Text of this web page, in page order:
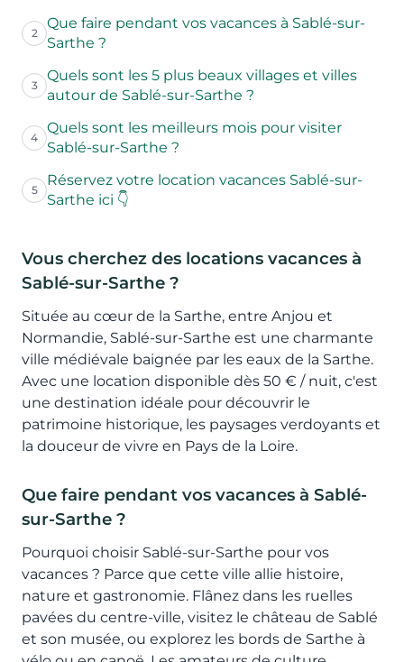
2
Que faire pendant vos vacances à Sablé-sur-
Sarthe ?
3
Quels sont les 5 plus beaux villages et villes
autour de Sablé-sur-Sarthe ?
4
Quels sont les meilleurs mois pour visiter
Sablé-sur-Sarthe ?
5
Réservez votre location vacances Sablé-sur-
Sarthe ici 👇
Vous cherchez des locations vacances à
Sablé-sur-Sarthe ?
Située au cœur de la Sarthe, entre Anjou et
Normandie, Sablé-sur-Sarthe est une charmante
ville médiévale baignée par les eaux de la Sarthe.
Avec une location disponible dès 50 € / nuit, c'est
une destination idéale pour découvrir le
patrimoine historique, les paysages verdoyants et
la douceur de vivre en Pays de la Loire.
Que faire pendant vos vacances à Sablé-
sur-Sarthe ?
Pourquoi choisir Sablé-sur-Sarthe pour vos
vacances ? Parce que cette ville allie histoire,
nature et gastronomie. Flânez dans les ruelles
pavées du centre-ville, visitez le château de Sablé
et son musée, ou explorez les bords de Sarthe à